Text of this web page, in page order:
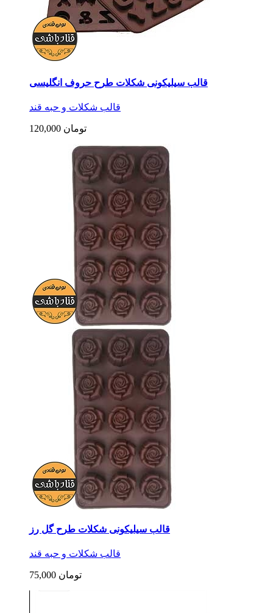
قالب سیلیکونی شکلات طرح حروف انگلیسی
قالب شکلات و حبه قند
120,000 تومان
قالب سیلیکونی شکلات طرح گل رز
قالب شکلات و حبه قند
75,000 تومان